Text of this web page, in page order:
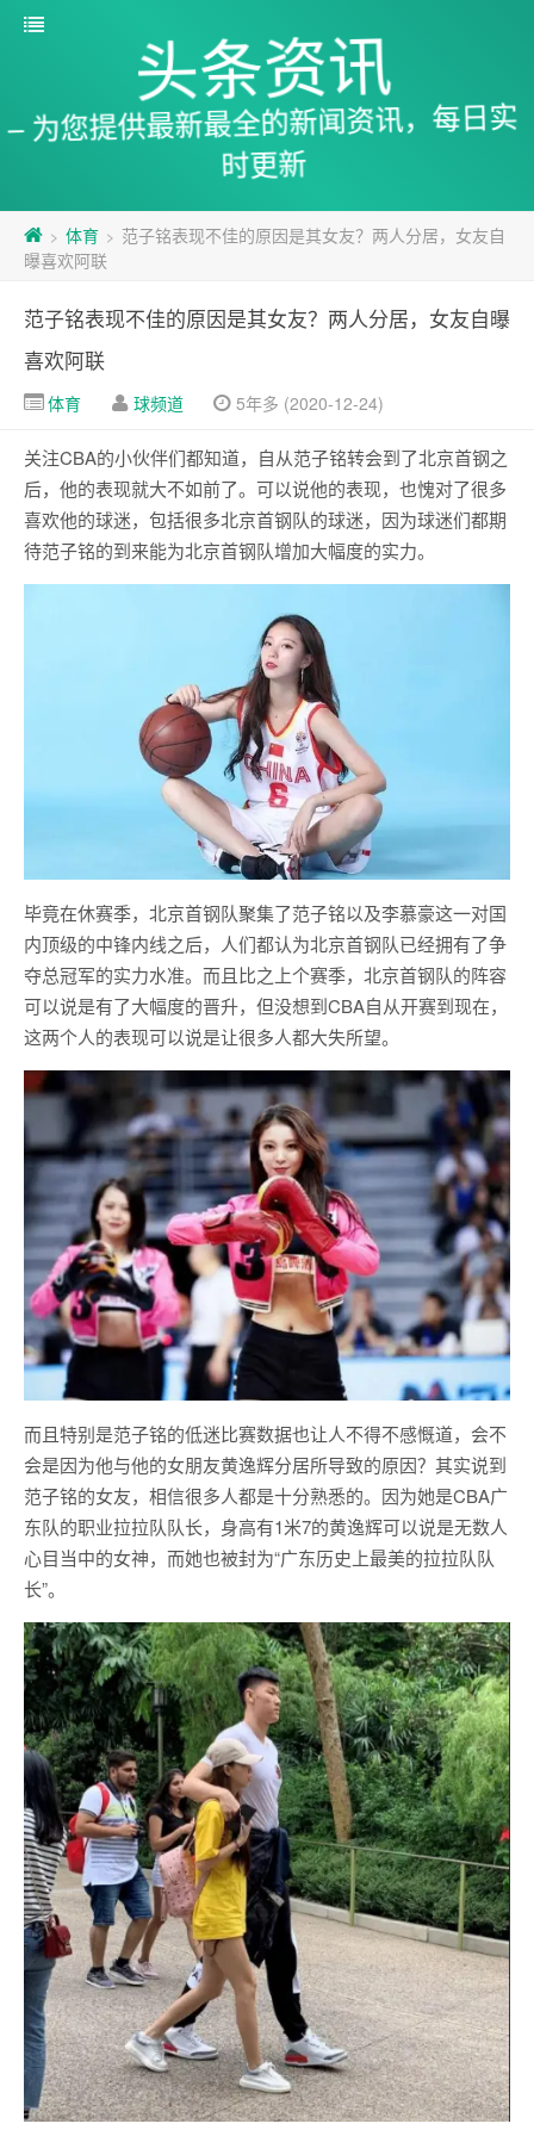
头条资讯
– 为您提供最新最全的新闻资讯，每日实
时更新
> 体育 > 范子铭表现不佳的原因是其女友？两人分居，女友自
曝喜欢阿联
范子铭表现不佳的原因是其女友？两人分居，女友自曝
喜欢阿联
体育 球频道 5年多 (2020-12-24)
关注CBA的小伙伴们都知道，自从范子铭转会到了北京首钢之
后，他的表现就大不如前了。可以说他的表现，也愧对了很多
喜欢他的球迷，包括很多北京首钢队的球迷，因为球迷们都期
待范子铭的到来能为北京首钢队增加大幅度的实力。
毕竟在休赛季，北京首钢队聚集了范子铭以及李慕豪这一对国
内顶级的中锋内线之后，人们都认为北京首钢队已经拥有了争
夺总冠军的实力水准。而且比之上个赛季，北京首钢队的阵容
可以说是有了大幅度的晋升，但没想到CBA自从开赛到现在，
这两个人的表现可以说是让很多人都大失所望。
而且特别是范子铭的低迷比赛数据也让人不得不感慨道，会不
会是因为他与他的女朋友黄逸辉分居所导致的原因？其实说到
范子铭的女友，相信很多人都是十分熟悉的。因为她是CBA广
东队的职业拉拉队队长，身高有1米7的黄逸辉可以说是无数人
心目当中的女神，而她也被封为“广东历史上最美的拉拉队队
长”。